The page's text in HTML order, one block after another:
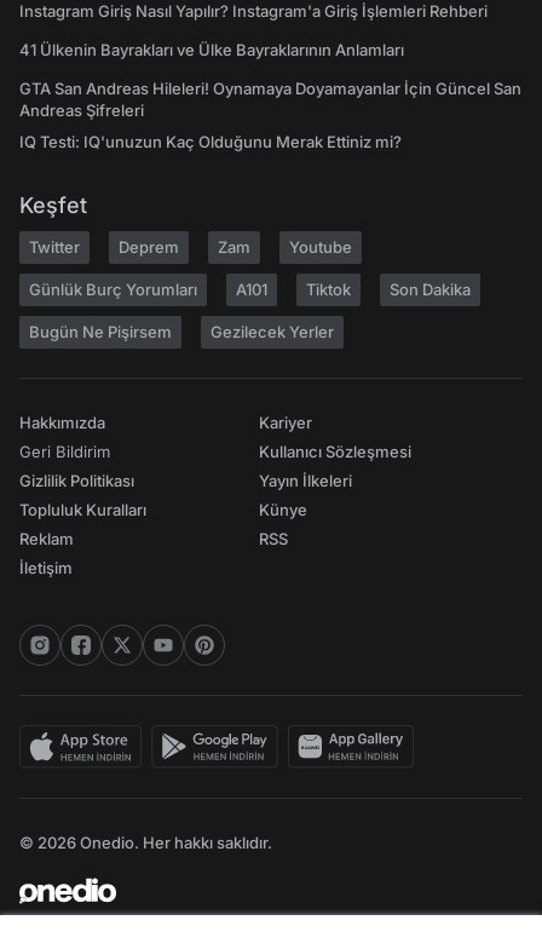
Instagram Giriş Nasıl Yapılır? Instagram'a Giriş İşlemleri Rehberi
41 Ülkenin Bayrakları ve Ülke Bayraklarının Anlamları
GTA San Andreas Hileleri! Oynamaya Doyamayanlar İçin Güncel San
Andreas Şifreleri
IQ Testi: IQ'unuzun Kaç Olduğunu Merak Ettiniz mi?
Keşfet
Twitter Deprem Zam Youtube
Günlük Burç Yorumları A101 Tiktok Son Dakika
Bugün Ne Pişirsem Gezilecek Yerler
Hakkımızda
Geri Bildirim
Gizlilik Politikası
Topluluk Kuralları
Reklam
İletişim
Kariyer
Kullanıcı Sözleşmesi
Yayın İlkeleri
Künye
RSS
© 2026 Onedio. Her hakkı saklıdır.